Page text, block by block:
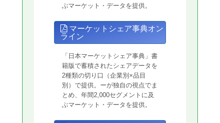
ぶマーケット・データを提供。
マーケットシェア事典オン
ライン
「日本マーケットシェア事典」書
籍版で蓄積されたシェアデータを
2種類の切り口（企業別×品目
別）で提供。ーが独自の視点でま
とめ、年間2,000セグメントに及
ぶマーケット・データを提供。